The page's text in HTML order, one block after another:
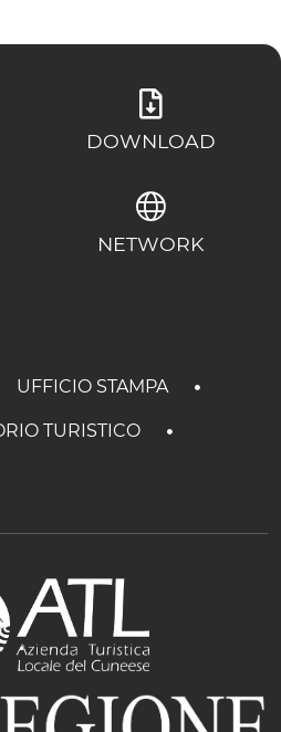
DOWNLOAD
NETWORK
UFFICIO STAMPA
TURISTICO